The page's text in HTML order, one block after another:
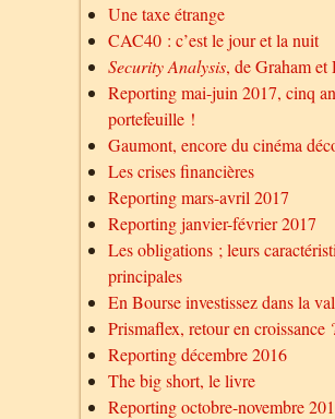
Une taxe étrange
CAC40 : c’est le jour et la nuit
Security Analysis, de Graham et
Reporting mai-juin 2017, cinq
portefeuille !
Gaumont, encore du cinéma
Les crises financières
Reporting mars-avril 2017
Reporting janvier-février 2017
Les obligations ; leurs
principales
En Bourse investissez dans la
Prismaflex, retour en croissance
Reporting décembre 2016
The big short, le livre
Reporting octobre-novembre